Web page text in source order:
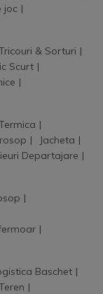
joc
& Sorturi
Scurt
Jacheta
Departajare
Baschet